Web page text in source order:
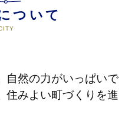
ついて
自然の力がいっぱいで
住みよい町づくりを進